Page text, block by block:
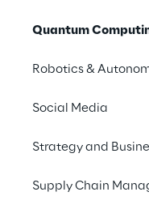
Quantum
Robotics &
Social Media
Strategy and
Supply Chain